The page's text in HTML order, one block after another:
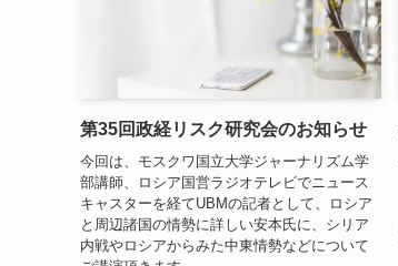
第35回政経リスク研究会のお知らせ
今回は、モスクワ国立大学ジャーナリズム学
部講師、ロシア国営ラジオテレビでニュース
キャスターを経てUBMの記者として、ロシア
と周辺諸国の情勢に詳しい安本氏に、シリア
内戦やロシアからみた中東情勢などについて